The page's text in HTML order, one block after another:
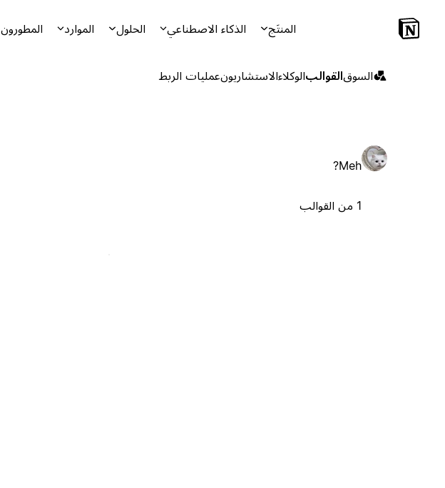
المنتَج الذكاء الاصطناعي الحلول الموارد المطورون
السوقالقوالبالوكلاءالاستشاريونعمليات الربط
Meh?
1 من القوالب